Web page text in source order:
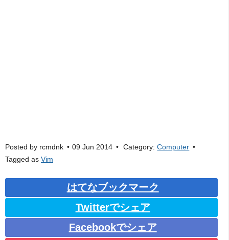
Posted by rcmdnk 09 Jun 2014 Category:Computer
Tagged as Vim
はてなブックマーク
Twitterでシェア
Facebookでシェア